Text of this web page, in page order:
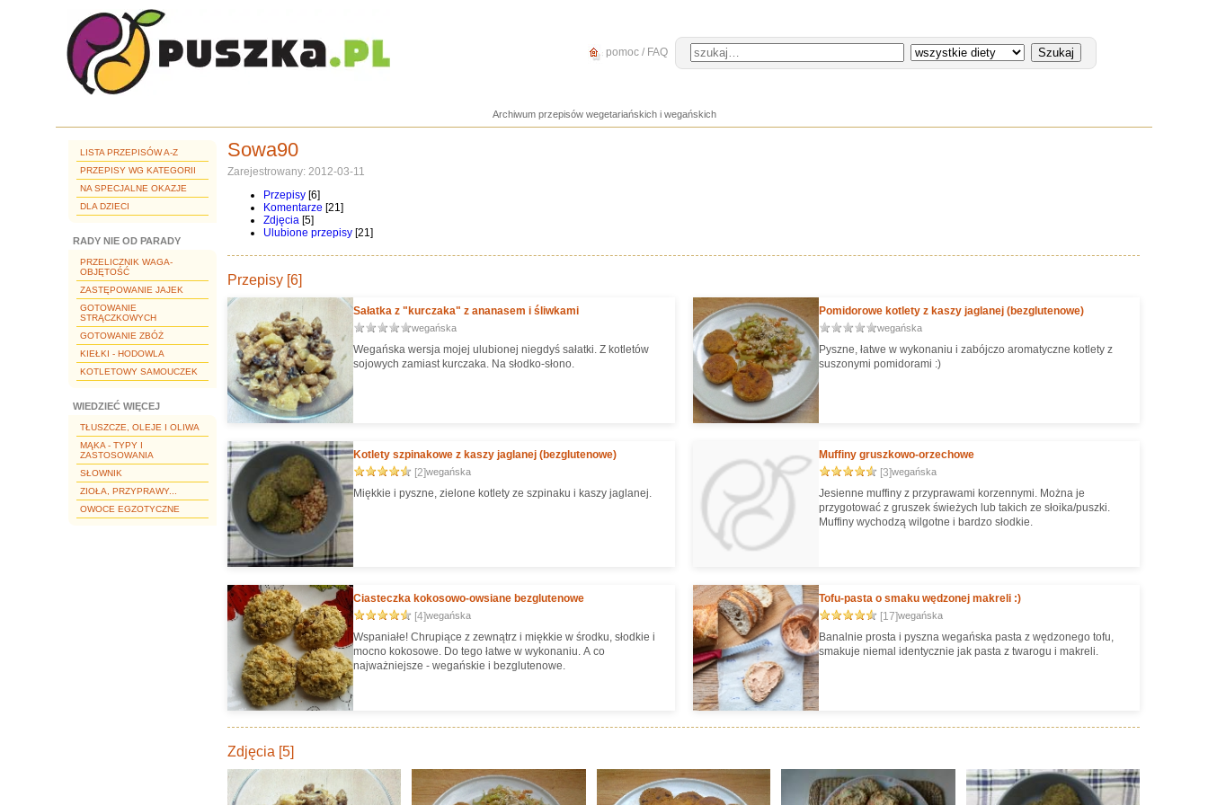
pomoc / FAQ
Archiwum przepisów wegetariańskich i wegańskich
LISTA PRZEPISÓW A-Z
PRZEPISY WG KATEGORII
NA SPECJALNE OKAZJE
DLA DZIECI
RADY NIE OD PARADY
PRZELICZNIK WAGA-
OBJĘTOŚĆ
ZASTĘPOWANIE JAJEK
GOTOWANIE
STRĄCZKOWYCH
GOTOWANIE ZBÓŻ
KIEŁKI - HODOWLA
KOTLETOWY SAMOUCZEK
WIEDZIEĆ WIĘCEJ
TŁUSZCZE, OLEJE I OLIWA
MĄKA - TYPY I
ZASTOSOWANIA
SŁOWNIK
ZIOŁA, PRZYPRAWY...
OWOCE EGZOTYCZNE
Sowa90
Zarejestrowany: 2012-03-11
Przepisy [6]
Komentarze [21]
Zdjęcia [5]
Ulubione przepisy [21]
Przepisy [6]
Sałatka z "kurczaka" z ananasem i śliwkami
wegańska
Wegańska wersja mojej ulubionej niegdyś sałatki. Z kotletów
sojowych zamiast kurczaka. Na słodko-słono.
Pomidorowe kotlety z kaszy jaglanej (bezglutenowe)
wegańska
Pyszne, łatwe w wykonaniu i zabójczo aromatyczne kotlety z
suszonymi pomidorami :)
Kotlety szpinakowe z kaszy jaglanej (bezglutenowe)
[2]wegańska
Miękkie i pyszne, zielone kotlety ze szpinaku i kaszy jaglanej.
Muffiny gruszkowo-orzechowe
[3]wegańska
Jesienne muffiny z przyprawami korzennymi. Można je
przygotować z gruszek świeżych lub takich ze słoika/puszki.
Muffiny wychodzą wilgotne i bardzo słodkie.
Ciasteczka kokosowo-owsiane bezglutenowe
[4]wegańska
Wspaniałe! Chrupiące z zewnątrz i miękkie w środku, słodkie i
mocno kokosowe. Do tego łatwe w wykonaniu. A co
najważniejsze - wegańskie i bezglutenowe.
Tofu-pasta o smaku wędzonej makreli :)
[17]wegańska
Banalnie prosta i pyszna wegańska pasta z wędzonego tofu,
smakuje niemal identycznie jak pasta z twarogu i makreli.
Zdjęcia [5]